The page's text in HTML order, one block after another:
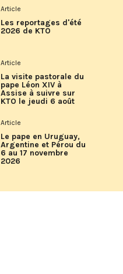
Article
Les reportages d'été
2026 de KTO
Article
La visite pastorale du
pape Léon XIV à
Assise à suivre sur
KTO le jeudi 6 août
Article
Le pape en Uruguay,
Argentine et Pérou du
6 au 17 novembre
2026